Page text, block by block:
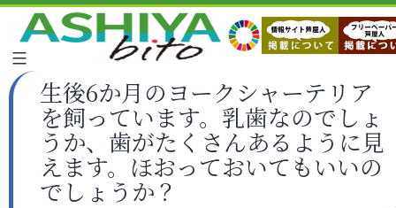
生後6か月のヨークシャーテリア
を飼っています。乳歯なのでしょ
うか、歯がたくさんあるように見
えます。ほおっておいてもいいの
でしょうか？